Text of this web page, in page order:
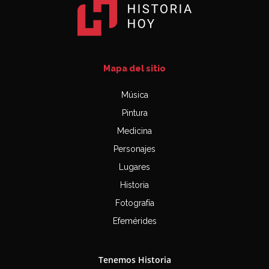
Mapa del sitio
Música
Pintura
Medicina
Personajes
Lugares
Historia
Fotografía
Efemérides
Tenemos Historia